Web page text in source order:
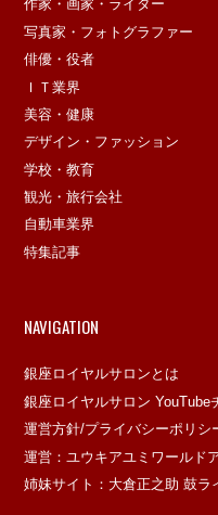
作家・画家・ライター
写真家・フォトグラファー
俳優・役者
ＩＴ業界
美容・健康
デザイン・ファッション
学校・教育
観光・旅行会社
自動車業界
特集記事
NAVIGATION
銀座ロイヤルサロンとは
銀座ロイヤルサロン YouTube
運営方針/プライバシーポリシ
運営：ユウキアユミワールド
姉妹サイト：大倉正之助 鼓ラ